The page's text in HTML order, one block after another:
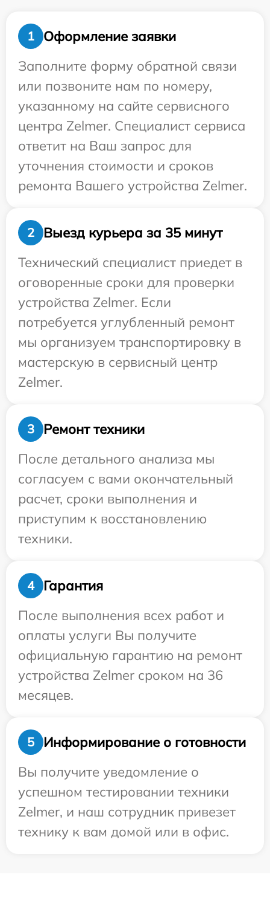
1
Оформление заявки
Заполните форму обратной связи
или позвоните нам по номеру,
указанному на сайте сервисного
центра Zelmer. Специалист сервиса
ответит на Ваш запрос для
уточнения стоимости и сроков
ремонта Вашего устройства Zelmer.
2
Выезд курьера за 35 минут
Технический специалист приедет в
оговоренные сроки для проверки
устройства Zelmer. Если
потребуется углубленный ремонт
мы организуем транспортировку в
мастерскую в сервисный центр
Zelmer.
3
Ремонт техники
После детального анализа мы
согласуем с вами окончательный
расчет, сроки выполнения и
приступим к восстановлению
техники.
4
Гарантия
После выполнения всех работ и
оплаты услуги Вы получите
официальную гарантию на ремонт
устройства Zelmer сроком на 36
месяцев.
5
Информирование о готовности
Вы получите уведомление о
успешном тестировании техники
Zelmer, и наш сотрудник привезет
технику к вам домой или в офис.